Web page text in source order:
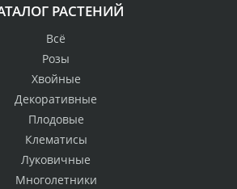
РАСТЕНИЙ
Всё
Розы
Хвойные
Декоративные
Плодовые
Клематисы
Луковичные
Многолетники